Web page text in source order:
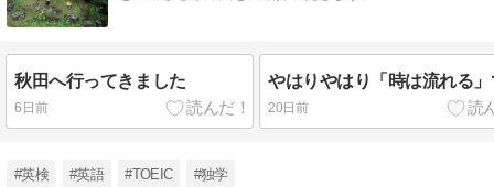
秋田へ行ってきました
6日前
やはりやはり「時は流れる
20日前
#英検 #英語 #TOEIC #独学